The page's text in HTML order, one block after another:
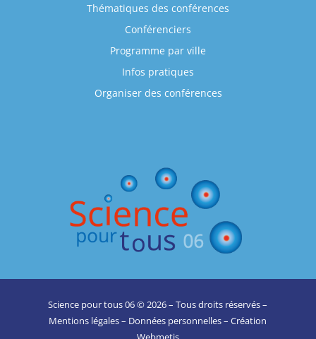
Thématiques des conférences
Conférenciers
Programme par ville
Infos pratiques
Organiser des conférences
Science pour tous 06 © 2026 – Tous droits réservés –
Mentions légales– Données personnelles– Création